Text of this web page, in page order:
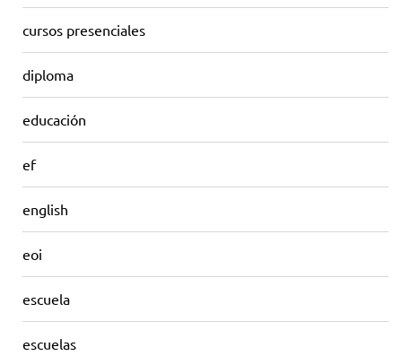
cursos presenciales
diploma
educación
ef
english
eoi
escuela
escuelas